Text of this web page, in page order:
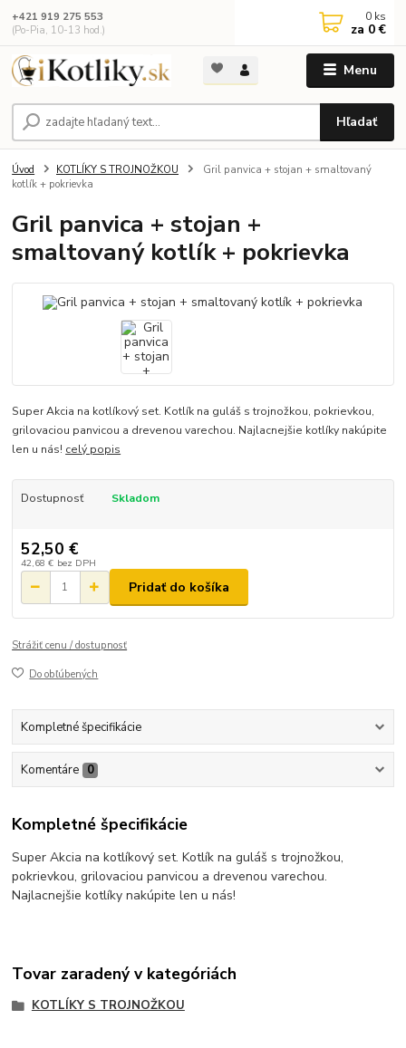
Menu
Hľadať
+421 919 275 553
(Po-Pia, 10-13 hod.)
0 ks
za 0 €
Úvod KOTLÍKY S TROJNOŽKOU
Gril panvica + stojan + smaltovaný
kotlík + pokrievka
Gril panvica + stojan +
smaltovaný kotlík + pokrievka
Super Akcia na kotlíkový set. Kotlík na guláš s trojnožkou, pokrievkou,
grilovaciou panvicou a drevenou varechou. Najlacnejšie kotlíky nakúpite
len u nás! celý popis
Dostupnosť Skladom
52,50 €
42,68 € bez DPH
Pridať do košíka
Strážiť cenu / dostupnosť
Do obľúbených
Kompletné špecifikácie
Komentáre 0
Kompletné špecifikácie
Super Akcia na kotlíkový set. Kotlík na guláš s trojnožkou,
pokrievkou, grilovaciou panvicou a drevenou varechou.
Najlacnejšie kotlíky nakúpite len u nás!
Tovar zaradený v kategóriách
KOTLÍKY S TROJNOŽKOU